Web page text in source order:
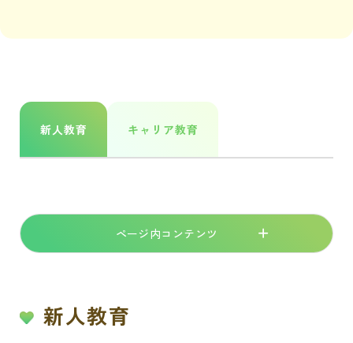
新人教育 キャリア教育
ページ内コンテンツ
新人教育